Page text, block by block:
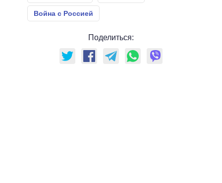
Война с Россией
Поделиться: